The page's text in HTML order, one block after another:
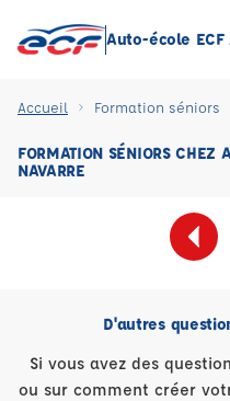
Auto-école
Accueil Formation séniors
FORMATION SÉNIORS CHEZ
NAVARRE
D'autres
Si vous avez des
ou sur comment créer